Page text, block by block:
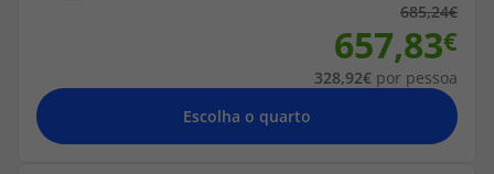
685,24
657,83
328,92
por pessoa
Escolha o quarto